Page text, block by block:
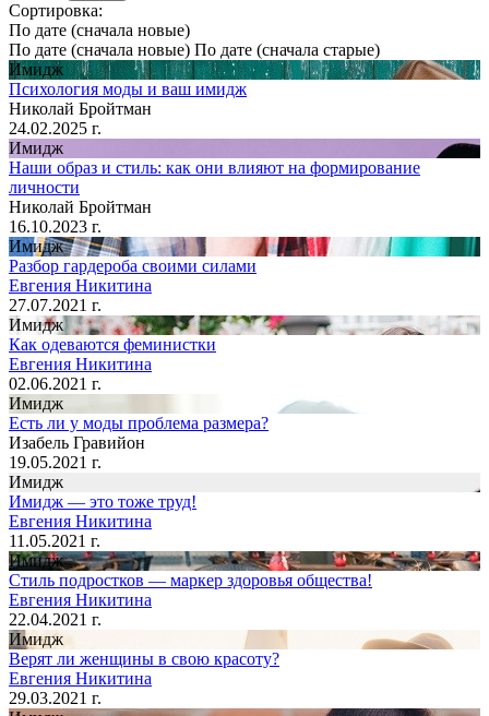
Cортировка:
По дате (сначала новые)
По дате (сначала новые) По дате (сначала старые)
Имидж
Психология моды и ваш имидж
Николай Бройтман
24.02.2025 г.
Имидж
Наши образ и стиль: как они влияют на формирование
личности
Николай Бройтман
16.10.2023 г.
Имидж
Разбор гардероба своими силами
Евгения Никитина
27.07.2021 г.
Имидж
Как одеваются феминистки
Евгения Никитина
02.06.2021 г.
Имидж
Есть ли у моды проблема размера?
Изабель Гравийон
19.05.2021 г.
Имидж
Имидж — это тоже труд!
Евгения Никитина
11.05.2021 г.
Имидж
Стиль подростков — маркер здоровья общества!
Евгения Никитина
22.04.2021 г.
Имидж
Верят ли женщины в свою красоту?
Евгения Никитина
29.03.2021 г.